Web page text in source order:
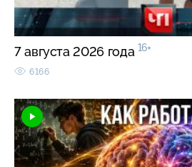
7 августа 2026 года 16+
6166